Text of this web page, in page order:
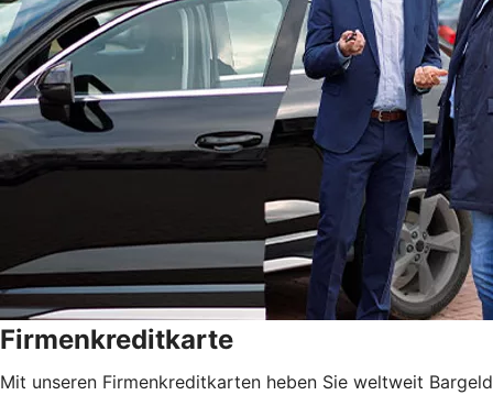
Firmenkreditkarte
Mit unseren Firmenkreditkarten heben Sie weltweit Bargeld